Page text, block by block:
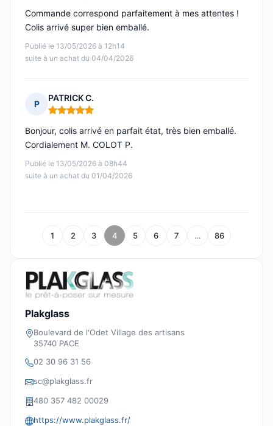
Publié le 13/05/2026 à 12h14
suite à un achat du 04/04/2026
Commande correspond parfaitement à mes attentes !
Colis arrivé super bien emballé.
P
PATRICK C.
Note : 5 sur 5
Publié le 13/05/2026 à 08h44
suite à un achat du 01/04/2026
Bonjour, colis arrivé en parfait état, très bien emballé.
Cordialement M. COLOT P.
1 2 3 4 5 6 7 … 86
Plakglass
Boulevard de l'Odet Village des artisans
35740 PACE
02 30 96 31 56
sc@plakglass.fr
480 357 482 00029
https://www.plakglass.fr/